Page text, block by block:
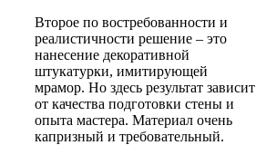
Второе по востребованности и
реалистичности решение – это
нанесение декоративной
штукатурки, имитирующей
мрамор. Но здесь результат зависит
от качества подготовки стены и
опыта мастера. Материал очень
капризный и требовательный.